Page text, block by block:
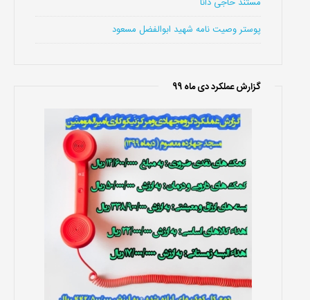
پوستر وصیت نامه شهید ابوالفضل مسعود
گزارش عملکرد دی ماه 99